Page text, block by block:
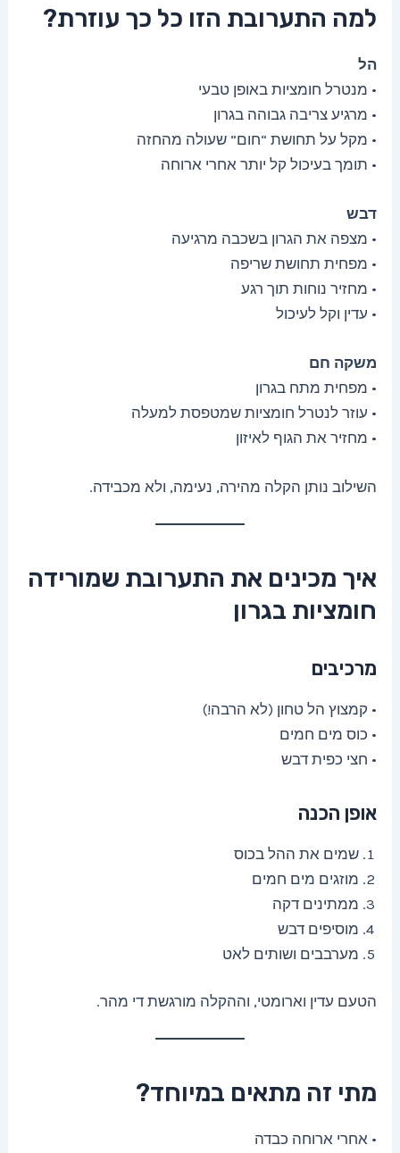
למה התערובת הזו כל כך עוזרת?
הל
• מנטרל חומציות באופן טבעי
• מרגיע צריבה גבוהה בגרון
• מקל על תחושת “חום” שעולה מהחזה
• תומך בעיכול קל יותר אחרי ארוחה
דבש
• מצפה את הגרון בשכבה מרגיעה
• מפחית תחושת שריפה
• מחזיר נוחות תוך רגע
• עדין וקל לעיכול
משקה חם
• מפחית מתח בגרון
• עוזר לנטרל חומציות שמטפסת למעלה
• מחזיר את הגוף לאיזון
השילוב נותן הקלה מהירה, נעימה, ולא מכבידה.
איך מכינים את התערובת שמורידה
חומציות בגרון
מרכיבים
• קמצוץ הל טחון (לא הרבה!)
• כוס מים חמים
• חצי כפית דבש
אופן הכנה
שמים את ההל בכוס
מוזגים מים חמים
ממתינים דקה
מוסיפים דבש
מערבבים ושותים לאט
הטעם עדין וארומטי, וההקלה מורגשת די מהר.
מתי זה מתאים במיוחד?
• אחרי ארוחה כבדה